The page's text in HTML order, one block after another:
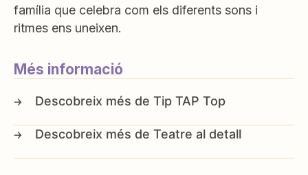
família que celebra com els diferents sons i
ritmes ens uneixen.
Més informació
Tip TAP Top
Teatre al detall